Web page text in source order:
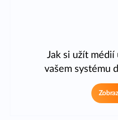
Jak si užít médií
vašem systému